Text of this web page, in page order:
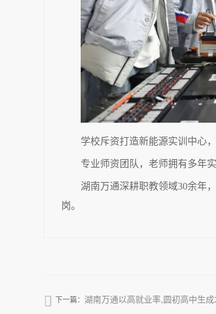
学校斥资打造新能源实训中心
专业师资团队，老师拥有多年
湖南万通深耕职教领域30余年
岗。
 下一篇： 湖南万通以高就业率,圆初高中生